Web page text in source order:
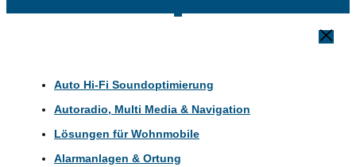
Auto Hi-Fi Soundoptimierung
Autoradio, Multi Media & Navigation
Lösungen für Wohnmobile
Alarmanlagen & Ortung